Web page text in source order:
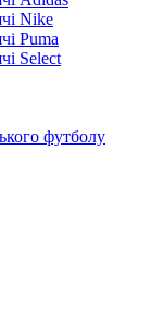
Nike
Puma
Select
футболу